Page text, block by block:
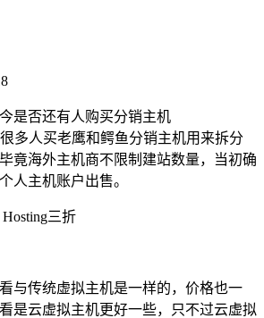
是否还有人购买分销主机
多人买老鹰和鳄鱼分销主机用来拆分
竟海外主机商不限制建站数量，当初确
人主机账户出售。
三折
与传统虚拟主机是一样的，价格也一
是云虚拟主机更好一些，只不过云虚拟